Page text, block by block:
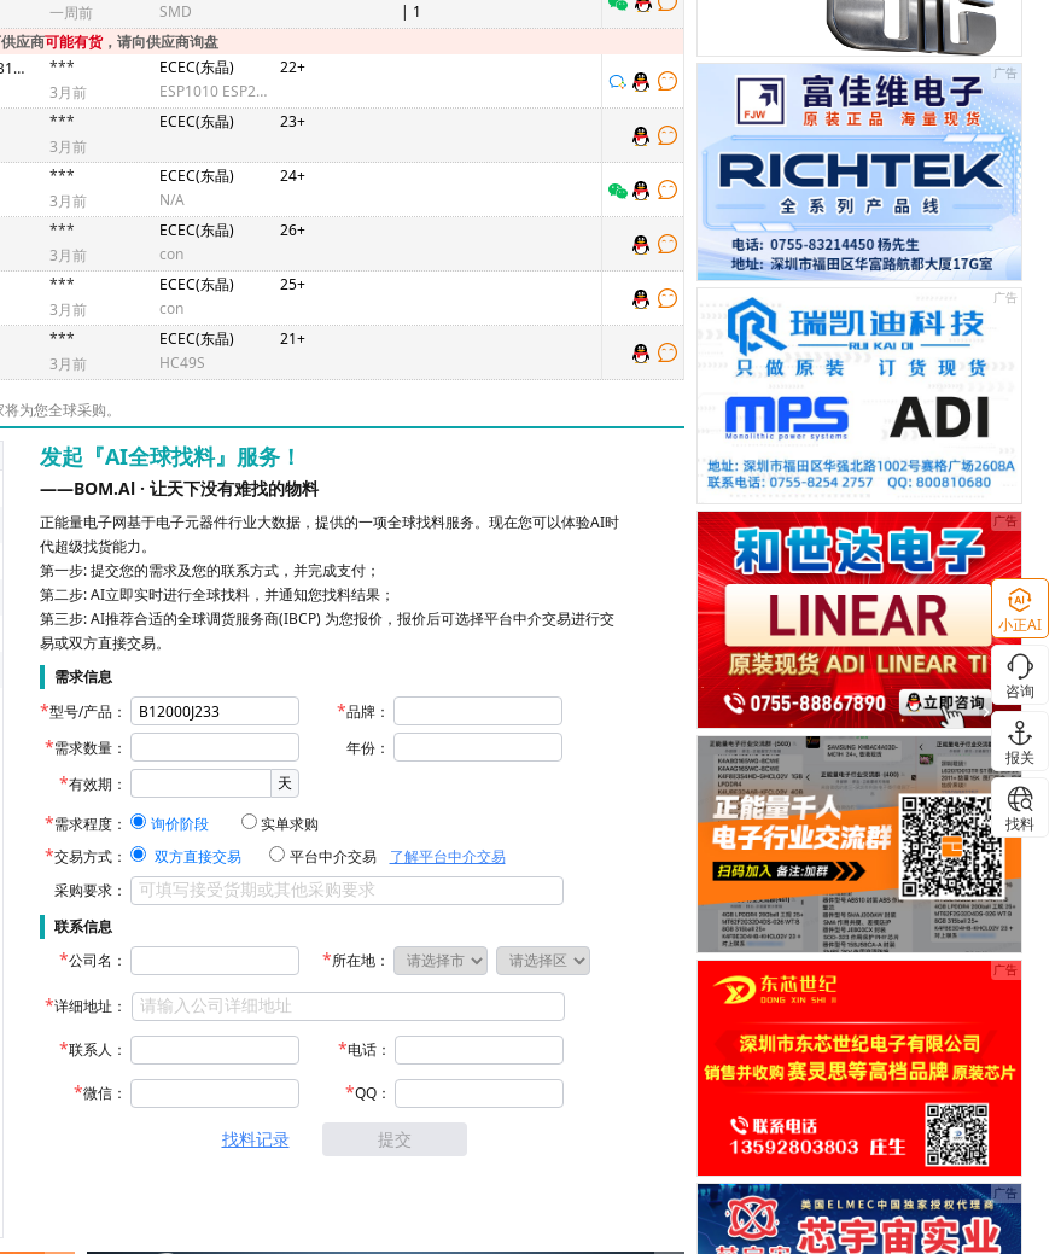
一周前
SMD
| 1
应商可能有货，请向供应商询盘
B12000J233 B12288J037 B13560J019
***
3月前
ECEC(东晶)
ESP1010 ESP2010 ESP4020 ETB6H020G200Z
22+
***
3月前
ECEC(东晶) 23+
***
3月前
ECEC(东晶)
N/A
24+
***
3月前
ECEC(东晶)
con
26+
***
3月前
ECEC(东晶)
con
25+
***
3月前
ECEC(东晶)
HC49S
21+
为您全球采购。
发起『AI全球找料』服务！
——BOM.Al · 让天下没有难找的物料
正能量电子网基于电子元器件行业大数据，提供的一项全球找料服务。现在您可以体验AI时
代超级找货能力。
第一步: 提交您的需求及您的联系方式，并完成支付；
第二步: AI立即实时进行全球找料，并通知您找料结果；
第三步: AI推荐合适的全球调货服务商(IBCP) 为您报价，报价后可选择平台中介交易进行交
易或双方直接交易。
需求信息
型号/产品：
品牌：
需求数量：
年份：
有效期：
天
需求程度：
询价阶段
实单求购
交易方式：
双方直接交易 平台中介交易
了解平台中介交易
采购要求：
联系信息
公司名：
所在地：
详细地址：
联系人： 电话：
微信： QQ：
找料记录 提交
小正AI
咨询
报关
找料